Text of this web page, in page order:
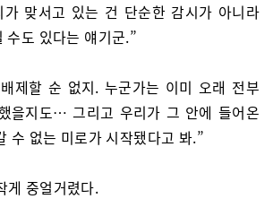
가 맞서고 있는 건 단순한 감시가 아니라
수도 있다는 얘기군.”
제할 순 없지. 누군가는 이미 오래 전부
을지도… 그리고 우리가 그 안에 들어온
수 없는 미로가 시작됐다고 봐.”
게 중얼거렸다.